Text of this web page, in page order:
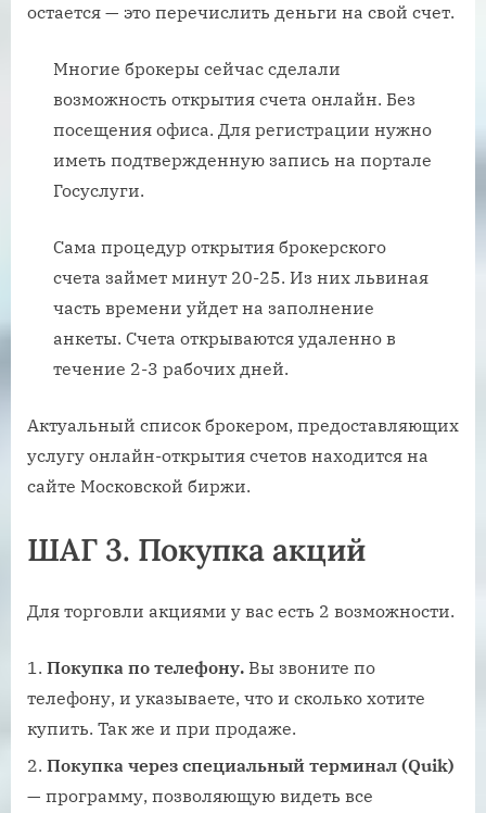
остается — это перечислить деньги на свой счет.
Многие брокеры сейчас сделали
возможность открытия счета онлайн. Без
посещения офиса. Для регистрации нужно
иметь подтвержденную запись на портале
Госуслуги.
Сама процедур открытия брокерского
счета займет минут 20-25. Из них львиная
часть времени уйдет на заполнение
анкеты. Счета открываются удаленно в
течение 2-3 рабочих дней.
Актуальный список брокером, предоставляющих
услугу онлайн-открытия счетов находится на
сайте Московской биржи.
ШАГ 3. Покупка акций
Для торговли акциями у вас есть 2 возможности.
Покупка по телефону. Вы звоните по
телефону, и указываете, что и сколько хотите
купить. Так же и при продаже.
Покупка через специальный терминал (Quik)
— программу, позволяющую видеть все